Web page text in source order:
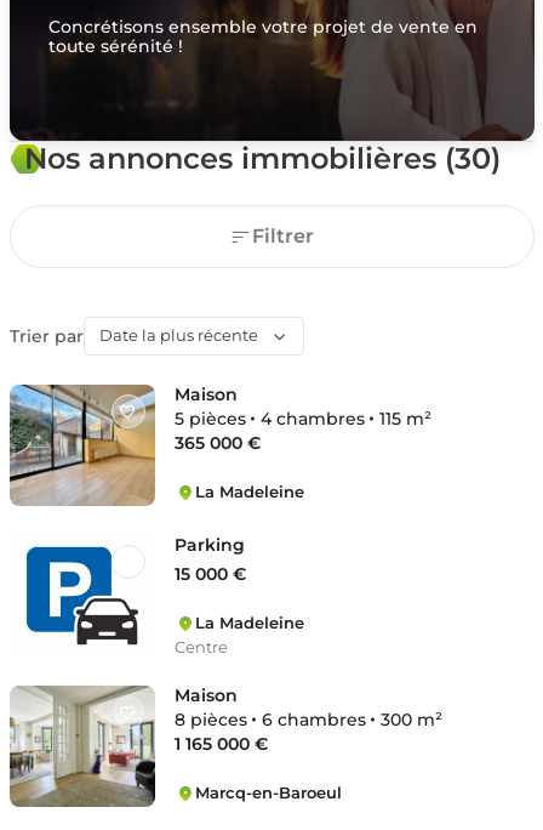
Concrétisons ensemble votre projet de vente en
toute sérénité !
Nos annonces immobilières (30)
Filtrer
Trier par Date la plus récente
Maison
5 pièces
4 chambres
115 m²
365 000 €
La Madeleine
Parking
15 000 €
La Madeleine
Centre
Maison
8 pièces
6 chambres
300 m²
1 165 000 €
Marcq-en-Baroeul